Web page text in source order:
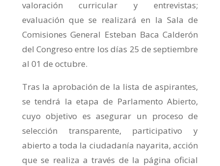
valoración curricular y entrevistas;
evaluación que se realizará en la Sala de
Comisiones General Esteban Baca Calderón
del Congreso entre los días 25 de septiembre
al 01 de octubre.
Tras la aprobación de la lista de aspirantes,
se tendrá la etapa de Parlamento Abierto,
cuyo objetivo es asegurar un proceso de
selección transparente, participativo y
abierto a toda la ciudadanía nayarita, acción
que se realiza a través de la página oficial